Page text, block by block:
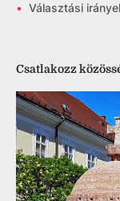
• Választási
Csatlakozz